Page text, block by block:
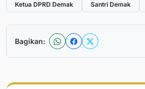
Ketua DPRD Demak
Santri Demak
Bagikan: